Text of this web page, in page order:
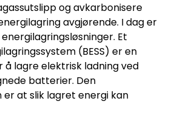
og avkarbonisere
avgjørende. I dag er
Et
(BESS) er en
lagre elektrisk ladning ved
batterier. Den
er at slik lagret energi kan